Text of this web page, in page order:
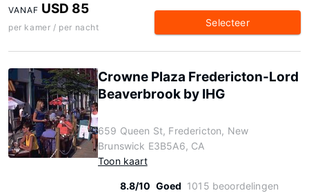
VANAF USD 85
per kamer / per nacht Selecteer
Crowne Plaza Fredericton-Lord
Beaverbrook by IHG
659 Queen St, Fredericton, New
Brunswick E3B5A6, CA
Toon kaart
8.8/10 Goed 1015 beoordelingen